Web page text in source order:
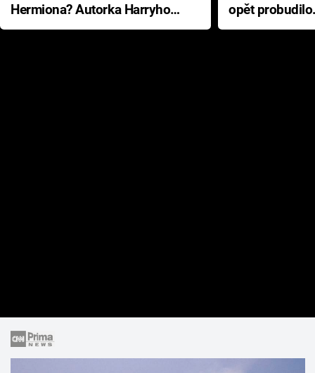
Hermiona? Autorka Harryho
Pottera přišla s ráznou
opět
přichází s